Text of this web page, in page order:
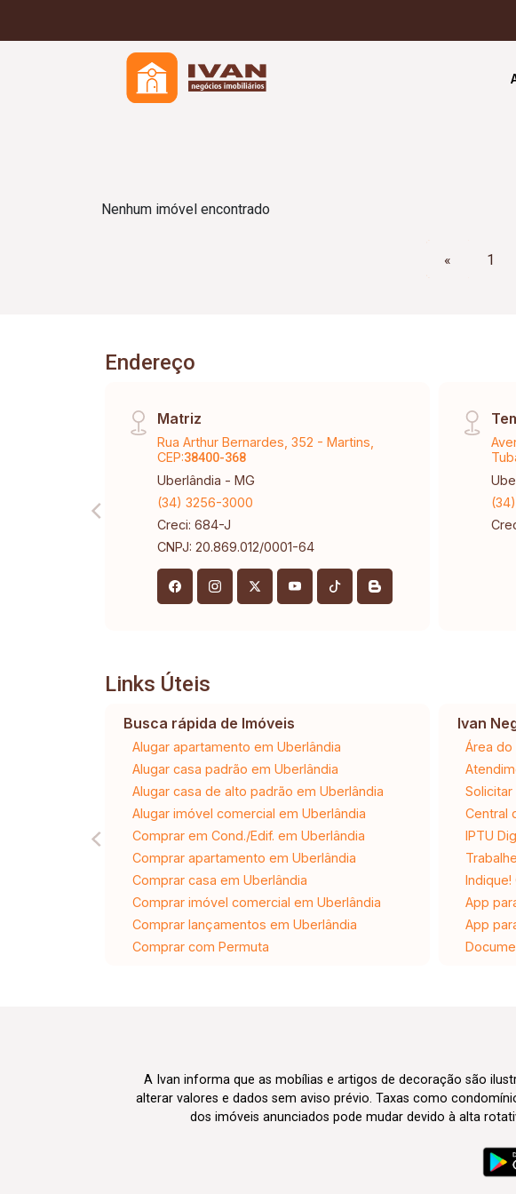
Nenhum imóvel encontrado
« 1
Endereço
Matriz
Rua Arthur Bernardes, 352 - Martins,
CEP:38400-368
Uberlândia - MG
(34) 3256-3000
Creci: 684-J
CNPJ: 20.869.012/0001-64
Links Úteis
Busca rápida de Imóveis
Alugar apartamento em Uberlândia
Alugar casa padrão em Uberlândia
Alugar casa de alto padrão em Uberlândia
Alugar imóvel comercial em Uberlândia
Comprar em Cond./Edif. em Uberlândia
Comprar apartamento em Uberlândia
Comprar casa em Uberlândia
Comprar imóvel comercial em Uberlândia
Comprar lançamentos em Uberlândia
Comprar com Permuta
Ivan
Área do
Central
IPTU
Indique!
App
App
A Ivan informa que as mobílias e artigos de decoração são
alterar valores e dados sem aviso prévio. Taxas como
dos imóveis anunciados pode mudar devido à alta